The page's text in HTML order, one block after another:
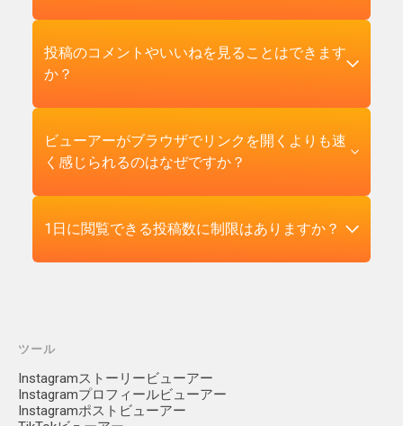
も、チャットアプリから貼り付けても、手動編
集なしで動作します。
を回避します。データ自体は常に利用可能でし
た — Instagramはアカウント作成を推進するため
隠すことを選択しただけです。私たちはアクセ
ス制御に違反することなく、元の公開デフォル
ト動作を復元します。なぜなら公開投稿はリン
ているからです。
使用していた場合、その音声はファイルに保存
されますが、それを商業的に再配布すること
ブは存在しません。削除された投稿のリンクを
貼り付けると、ビューアーは「投稿が見つかり
定）や利用規約違反で削除された投稿にも同様
に適用されます。削除されたInstagramのコンテ
ピーを持っていないからです — Instagramがその
興味深い投稿を保存する必要がある場合は、ま
いいえ。Instagramはフィード投稿、リール、
IGTVの個別の閲覧について投稿作成者に通知し
ーアカウントを持っている場合、総閲覧数、総
いいね数、大まかな地理的分布などの集計メト
ん。これは公式Instagramアプリ経由での閲覧と
からです。実際的に言えば、Picuki経由での閲覧
は作成者にとって完全に見えません。
投稿のコメントやいいねを見ることはできます
か？
いいね数は表示されますが、コメントは表示さ
れません。これは意図的なプライバシー判断で
ール経由で集約・表示されることを期待してい
ん。コメントを読む必要がある場合 — モデレー
ション、感情分析、研究のために — 通常の
Instagramアプリまたはウェブサイト（サインイ
ン済み）が適切な場所です。Picukiは投稿コンテ
ビューアーがブラウザでリンクを開くよりも速
く感じられるのはなぜですか？
Instagramのログアウト状態のウェブページは、
ています。CDNによる配信も同じ投稿の繰り返
し読み込みに役立ちます。
1日に閲覧できる投稿数に制限はありますか？
ストを送信すると、公開コンテンツエンドポイ
ントをレート制限することがあります。その場
ツール
Instagramストーリービューアー
Instagramプロフィールビューアー
Instagramポストビューアー